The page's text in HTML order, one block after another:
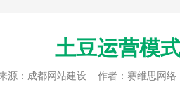
土豆运营模
源： 成都网站建设 作者：赛维思网